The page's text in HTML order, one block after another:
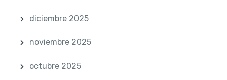
diciembre 2025
noviembre 2025
octubre 2025